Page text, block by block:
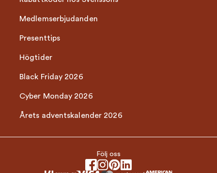
Medlemserbjudanden
Presenttips
Högtider
Black Friday 2026
Cyber Monday 2026
Årets adventskalender 2026
Följ oss